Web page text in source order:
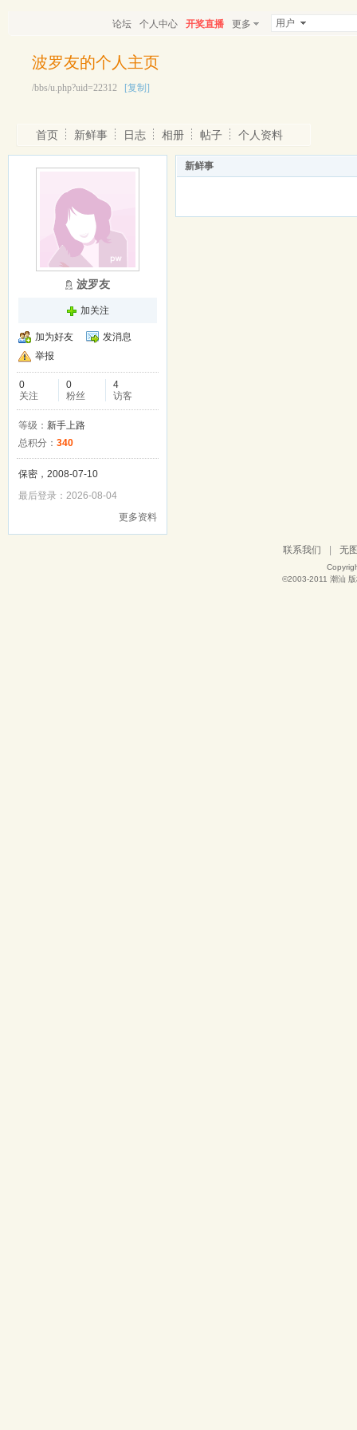
论坛 个人中心 开奖直播 更多 用户
波罗友的个人主页
/bbs/u.php?uid=22312 [复制]
首页 新鲜事 日志 相册 帖子 个人资料
波罗友
加关注
加为好友
发消息
举报
0
关注
0
粉丝
4
访客
等级： 新手上路
总积分： 340
保密，2008-07-10
最后登录：2026-08-04
更多资料
新鲜事
联系我们 无
©2003-2011 潮汕